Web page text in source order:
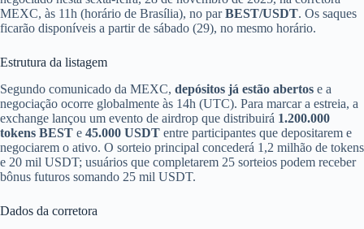
MEXC, às 11h (horário de Brasília), no parBEST/USDT. Os saques
ficarão disponíveis a partir de sábado (29), no mesmo horário.
Estrutura da listagem
Segundo comunicado da MEXC, depósitos já estão abertos e a
negociação ocorre globalmente às 14h (UTC). Para marcar a estreia, a
exchange lançou um evento de airdrop que distribuirá 1.200.000
tokens BEST e 45.000 USDT entre participantes que depositarem e
negociarem o ativo. O sorteio principal concederá 1,2 milhão de tokens
e 20 mil USDT; usuários que completarem 25 sorteios podem receber
bônus futuros somando 25 mil USDT.
Dados da corretora